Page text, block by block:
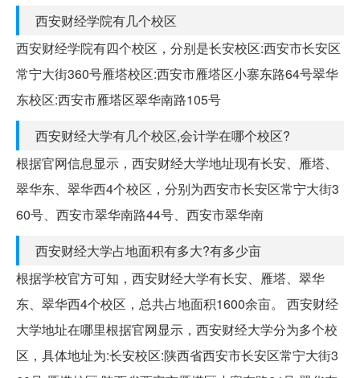
西安财经学院有几个校区
西安财经学院有四个校区，分别是长安校区:西安市长安区
常宁大街360号雁塔校区:西安市雁塔区小寨东路64号翠华
东校区:西安市雁塔区翠华南路105号
西安财经大学有几个校区,会计学在哪个校区?
根据官网信息显示，西安财经大学地址现有长安、雁塔、
翠华东、翠华西4个校区，分别为西安市长安区常宁大街3
60号、西安市翠华南路44号、西安市翠华南
西安财经大学占地面积有多大?有多少亩
根据学校官方可知，西安财经大学有长安、雁塔、翠华
东、翠华西4个校区，总共占地面积1600余亩。 西安财经
大学地址在哪里根据官网显示，西安财经大学分为多个校
区，具体地址为:长安校区:陕西省西安市长安区常宁大街3